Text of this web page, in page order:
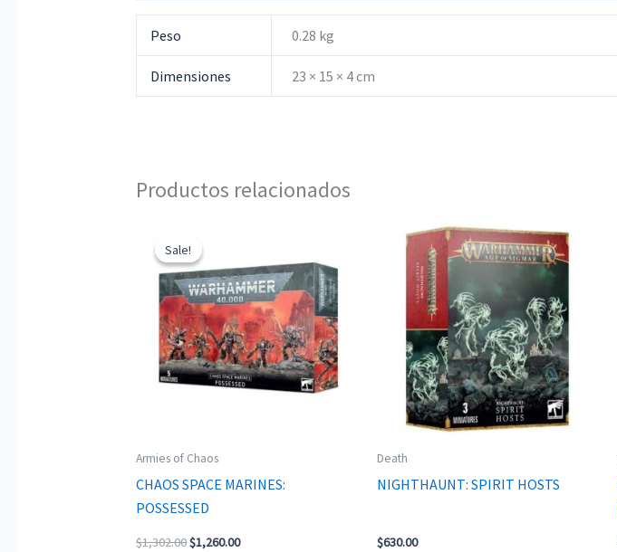
Peso 0.28 kg
Dimensiones 23 × 15 × 4 cm
Productos relacionados
Sale!
Sale!
Armies of Chaos
CHAOS SPACE MARINES:
POSSESSED
$1,302.00Original
$1,260.00Current
Death
NIGHTHAUNT: SPIRIT HOSTS
$630.00